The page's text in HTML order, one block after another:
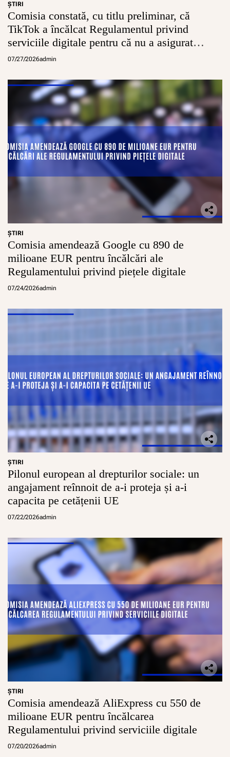
ŞTIRI
Comisia constată, cu titlu preliminar, că
TikTok a încălcat Regulamentul privind
serviciile digitale pentru că nu a asigurat
conturi sigure pentru minori
07/27/2026admin
ŞTIRI
Comisia amendează Google cu 890 de
milioane EUR pentru încălcări ale
Regulamentului privind piețele digitale
07/24/2026admin
ŞTIRI
Pilonul european al drepturilor sociale: un
angajament reînnoit de a-i proteja și a-i
capacita pe cetățenii UE
07/22/2026admin
ŞTIRI
Comisia amendează AliExpress cu 550 de
milioane EUR pentru încălcarea
Regulamentului privind serviciile digitale
07/20/2026admin